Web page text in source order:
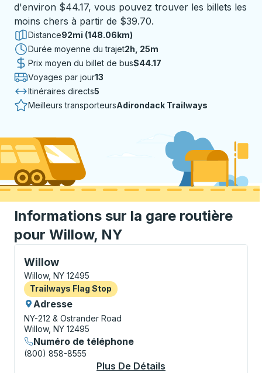
d'environ $44.17, vous pouvez trouver les billets les
moins chers à partir de $39.70.
Distance92mi (148.06km)
Durée moyenne du trajet2 heures 25 minutes
2h, 25m
Prix moyen du billet de bus$44.17
Voyages par jour13
Itinéraires directs5
Meilleurs transporteursAdirondack Trailways
Informations sur la gare routière
pour Willow, NY
Willow
Flag Stop, utilisez les touches fléchées ou la
Willow, NY 12495
Flag Stop
Trailways Flag Stop
Adresse
NY-212 & Ostrander Road
Willow, NY 12495
Numéro de téléphone
(800) 858-8555
Plus De Détails